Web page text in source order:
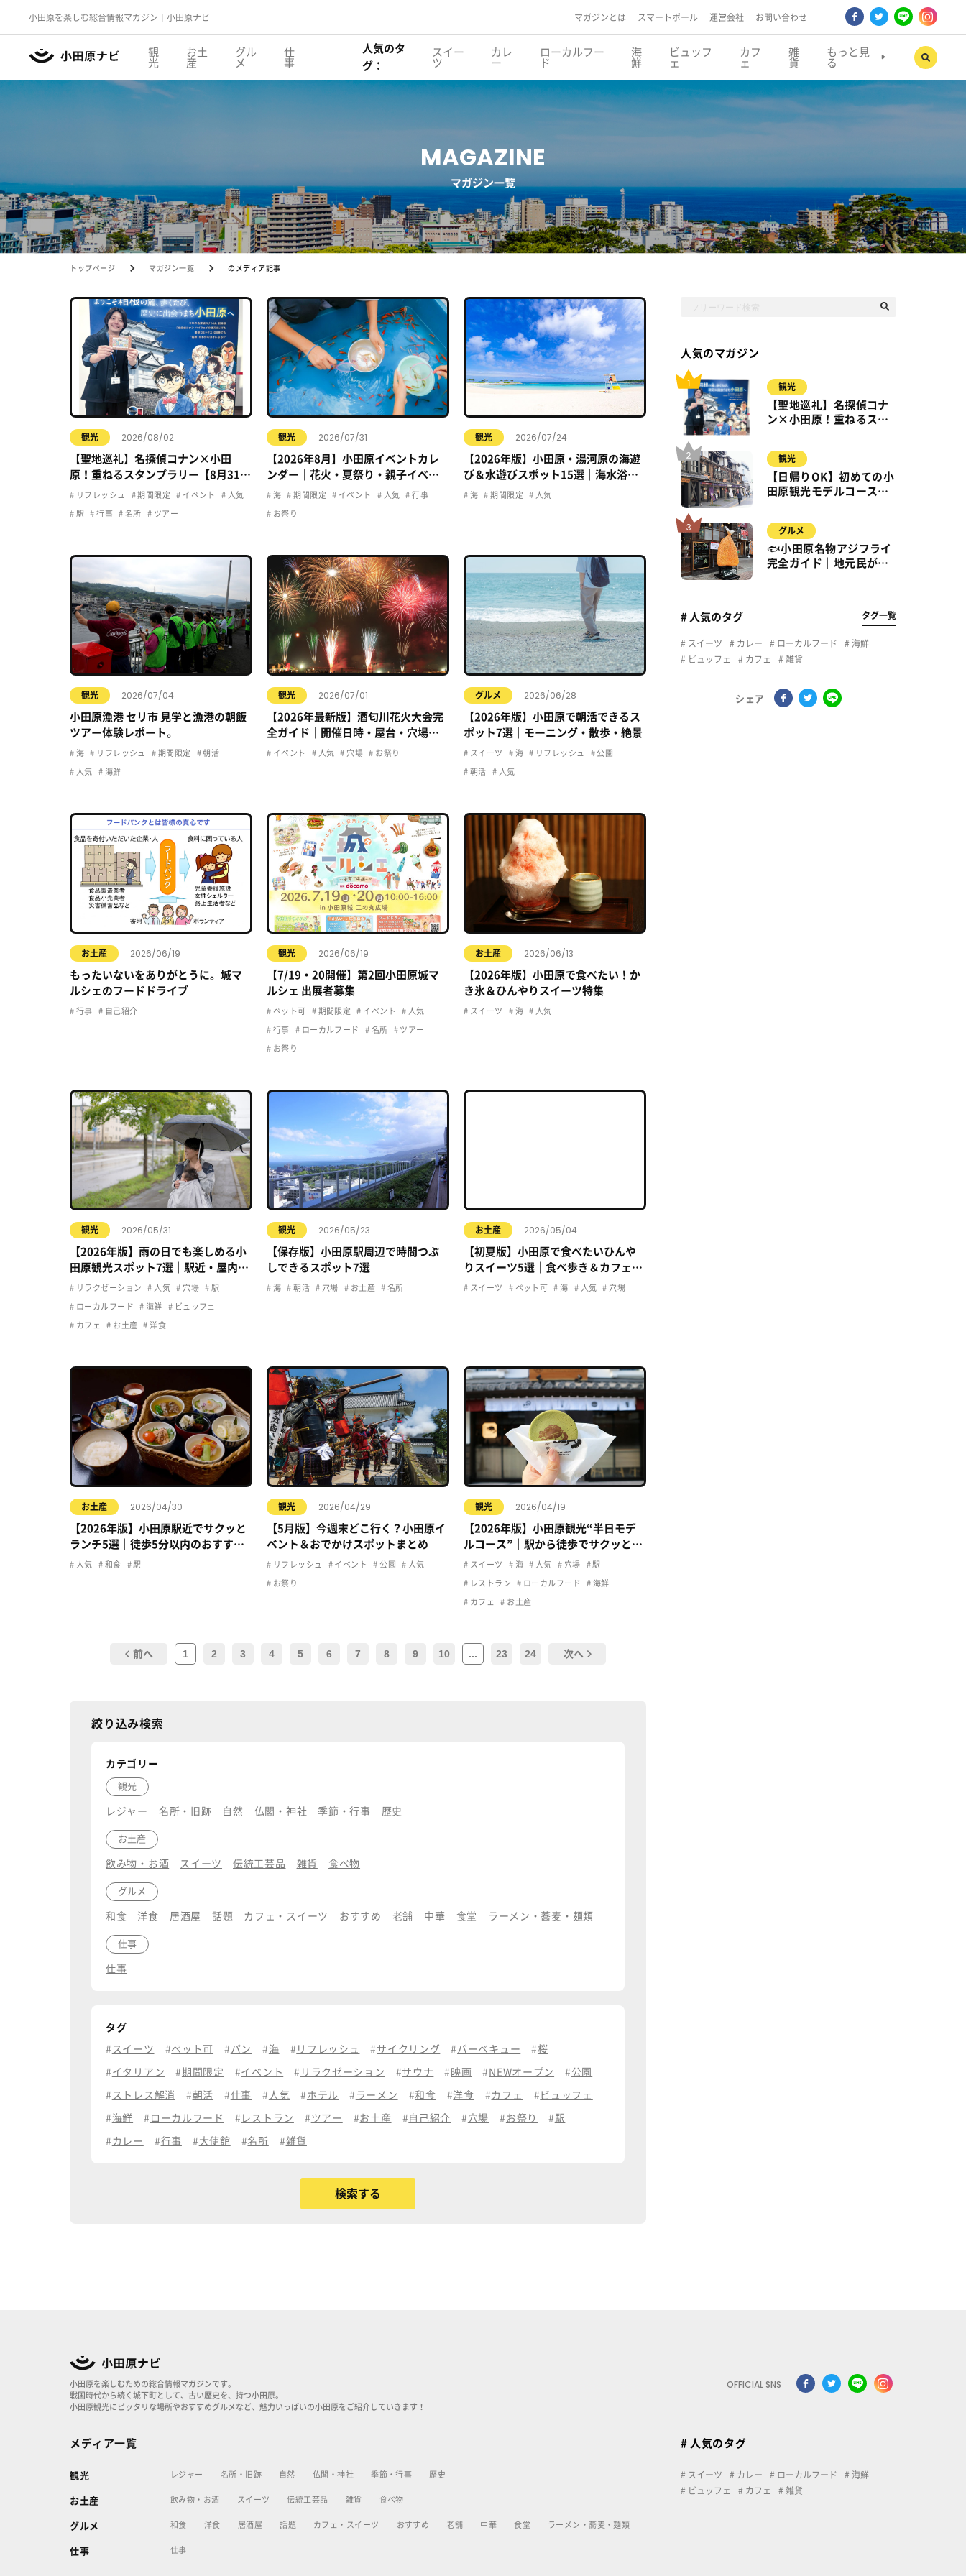
小田原を楽しむ総合情報マガジン｜小田原ナビ マガジンとは スマートポール 運営会社 お問い合わせ
観
光
お土
産
グル
メ
仕
事
人気のタ
グ：
スイー
ツ
カレ
ー
ローカルフー
ド
海
鮮
ビュッフ
ェ
カフ
ェ
雑
貨
もっと見
る
MAGAZINE
マガジン一覧
トップページ マガジン一覧 のメディア記事
観光 2026/08/02
【聖地巡礼】名探偵コナン×小田
原！重ねるスタンプラリー【8月31日
まで】小田原・箱根・湯河原
リフレッシュ 期間限定 イベント 人気
駅 行事 名所 ツアー
観光 2026/07/31
【2026年8月】小田原イベントカレ
ンダー｜花火・夏祭り・親子イベン
ト・夏休みおでかけ情報まとめ
海 期間限定 イベント 人気 行事
お祭り
観光 2026/07/24
【2026年版】小田原・湯河原の海遊
び＆水遊びスポット15選｜海水浴・
プール・子ども向け完全ガイド
海 期間限定 人気
観光 2026/07/04
小田原漁港 セリ市 見学と漁港の朝飯
ツアー体験レポート。
海 リフレッシュ 期間限定 朝活
人気 海鮮
観光 2026/07/01
【2026年最新版】酒匂川花火大会完
全ガイド｜開催日時・屋台・穴場・
駐車場・アクセス情報まとめ
イベント 人気 穴場 お祭り
グルメ 2026/06/28
【2026年版】小田原で朝活できるス
ポット7選｜モーニング・散歩・絶景
スイーツ 海 リフレッシュ 公園
朝活 人気
お土産 2026/06/19
もったいないをありがとうに。城マ
ルシェのフードドライブ
行事 自己紹介
観光 2026/06/19
【7/19・20開催】第2回小田原城マ
ルシェ 出展者募集
ペット可 期間限定 イベント 人気
行事 ローカルフード 名所 ツアー
お祭り
お土産 2026/06/13
【2026年版】小田原で食べたい！か
き氷＆ひんやりスイーツ特集
スイーツ 海 人気
観光 2026/05/31
【2026年版】雨の日でも楽しめる小
田原観光スポット7選｜駅近・屋内・
カフェで快適おでかけ
リラクゼーション 人気 穴場 駅
ローカルフード 海鮮 ビュッフェ
カフェ お土産 洋食
観光 2026/05/23
【保存版】小田原駅周辺で時間つぶ
しできるスポット7選
海 朝活 穴場 お土産 名所
お土産 2026/05/04
【初夏版】小田原で食べたいひんや
りスイーツ5選｜食べ歩き＆カフェま
とめ
スイーツ ペット可 海 人気 穴場
お土産 2026/04/30
【2026年版】小田原駅近でサクッと
ランチ5選｜徒歩5分以内のおすすめ
店まとめ
人気 和食 駅
観光 2026/04/29
【5月版】今週末どこ行く？小田原イ
ベント＆おでかけスポットまとめ
リフレッシュ イベント 公園 人気
お祭り
観光 2026/04/19
【2026年版】小田原観光“半日モデ
ルコース”｜駅から徒歩でサクッと楽
しむおすすめプラン
スイーツ 海 人気 穴場 駅
レストラン ローカルフード 海鮮
カフェ お土産
前へ 1 2 3 4 5 6 7 8 9 10 ... 23 24 次へ
絞り込み検索
カテゴリー
観光
レジャー 名所・旧跡 自然 仏閣・神社 季節・行事 歴史
お土産
飲み物・お酒 スイーツ 伝統工芸品 雑貨 食べ物
グルメ
和食 洋食 居酒屋 話題 カフェ・スイーツ おすすめ 老舗 中華 食堂 ラーメン・蕎麦・麺類
仕事
仕事
タグ
スイーツ ペット可 パン 海 リフレッシュ サイクリング バーベキュー 桜
イタリアン 期間限定 イベント リラクゼーション サウナ 映画 NEWオープン 公園
ストレス解消 朝活 仕事 人気 ホテル ラーメン 和食 洋食 カフェ ビュッフェ
海鮮 ローカルフード レストラン ツアー お土産 自己紹介 穴場 お祭り 駅
カレー 行事 大使館 名所 雑貨
人気のマガジン
観光
【聖地巡礼】名探偵コナ
ン×小田原！重ねるスタ
で】小田原・箱根・湯河
原
観光
【日帰りOK】初めての小
田原観光モデルコース｜
満喫
グルメ
🐟小田原名物アジフライ
完全ガイド｜地元民が通
# 人気のタグ タグ一覧
スイーツ カレー ローカルフード
海鮮
ビュッフェ
カフェ 雑貨
シェア
小田原を楽しむための総合情報マガジンです。
戦国時代から続く城下町として、古い歴史を、持つ小田原。
小田原観光にピッタリな場所やおすすめグルメなど、魅力いっぱいの小田原をご紹介していきます！
OFFICIAL SNS
メディア一覧
観光 レジャー 名所・旧跡 自然 仏閣・神社 季節・行事 歴史
お土産 飲み物・お酒 スイーツ 伝統工芸品 雑貨 食べ物
グルメ 和食 洋食 居酒屋 話題 カフェ・スイーツ おすすめ 老舗 中華 食堂 ラーメン・蕎麦・麺類
仕事 仕事
# 人気のタグ
スイーツ カレー ローカルフード
海鮮
ビュッフェ
カフェ 雑貨